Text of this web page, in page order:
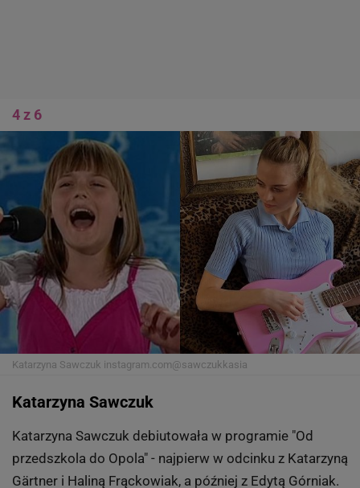
4 z 6
Katarzyna Sawczuk instagram.com@sawczukkasia
Katarzyna Sawczuk
Katarzyna Sawczuk debiutowała w programie "Od
przedszkola do Opola" - najpierw w odcinku z Katarzyną
Gärtner i Haliną Frąckowiak, a później z Edytą Górniak.